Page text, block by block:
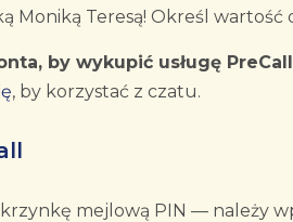
Moniką Teresą! Określ wartość
by wykupić usługę
, by korzystać z czatu.
mejlową PIN — należy